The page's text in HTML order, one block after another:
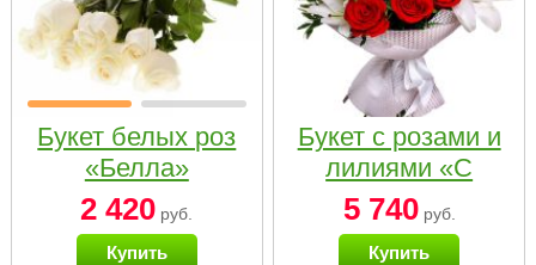
Букет белых роз
«Белла»
2 420 руб.
Купить
Букет с розами и
лилиями «С
наилучшими
пожеланиями»
5 740руб.
Купить